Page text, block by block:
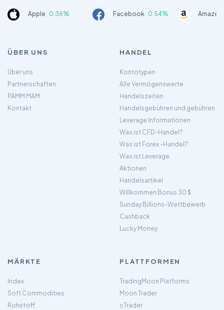
Apple 0.36% Facebook 0.54%
ÜBER UNS
Über uns
Partnerschaften
PAMM MAM
Kontakt
HANDEL
Kontotypen
Alle Vermögenswerte
Handelszeiten
Handelsgebühren und gebühren
Leverage Informationen
Was ist CFD-Handel?
Was ist Forex -Handel?
Was ist Leverage
Aktionen
Handelsartikel
Willkommen Bonus 30 $
Sunday Billions-Wettbewerb
Cashback
Lucky Money
MÄRKTE
Index
Soft Commodities
Rohstoff
PLATTFORMEN
TradingMoon Platforms
Moon Trader
cTrader